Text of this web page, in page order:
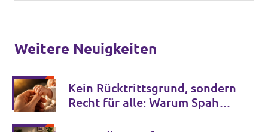
Weitere Neuigkeiten
Kein Rücktrittsgrund, sondern
Recht für alle: Warum Spahns